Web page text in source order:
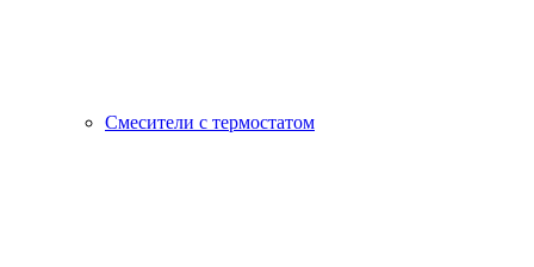
Смесители с термостатом